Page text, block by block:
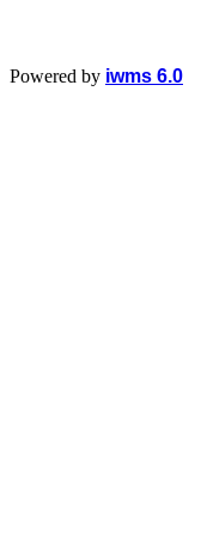
Powered by iwms 6.0